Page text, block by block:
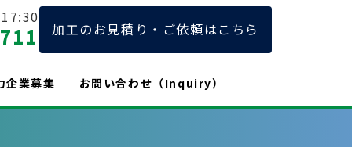
加工のお見積り・ご依頼はこちら
企業募集 お問い合わせ（Inquiry）